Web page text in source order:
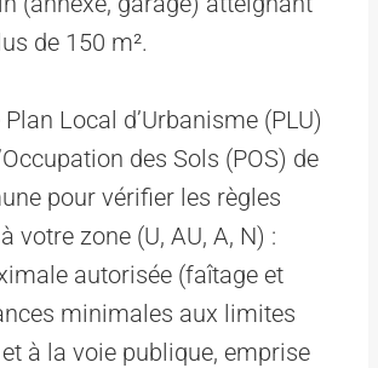
de 150 m².
Local d’Urbanisme (PLU)
des Sols (POS) de
pour vérifier les règles
votre zone (U, AU, A, N) :
autorisée (faîtage et
minimales aux limites
à la voie publique, emprise